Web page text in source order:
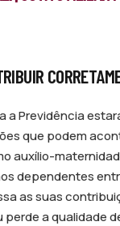
a Previdência
que podem
auxílio-
dependentes
as suas
a qualidade